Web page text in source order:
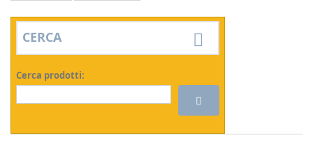
CERCA
Cerca prodotti: